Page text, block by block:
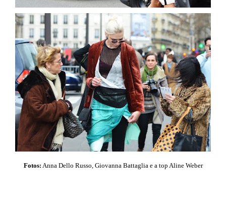
Fotos: Anna Dello Russo, Giovanna Battaglia e a top Aline Weber